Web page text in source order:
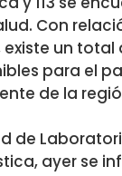
Con
un total
para el
de la
de
ayer se